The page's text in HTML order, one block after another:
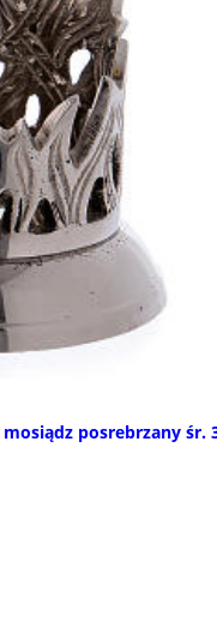
posrebrzany śr.